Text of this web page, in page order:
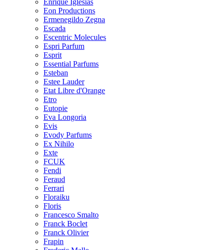
Eon Productions
Ermenegildo Zegna
Escada
Escentric Molecules
Espri Parfum
Esprit
Essential Parfums
Esteban
Estee Lauder
Etat Libre d'Orange
Etro
Eutopie
Eva Longoria
Evis
Evody Parfums
Ex Nihilo
Exte
FCUK
Fendi
Feraud
Ferrari
Floraiku
Floris
Francesco Smalto
Franck Boclet
Franck Olivier
Frapin